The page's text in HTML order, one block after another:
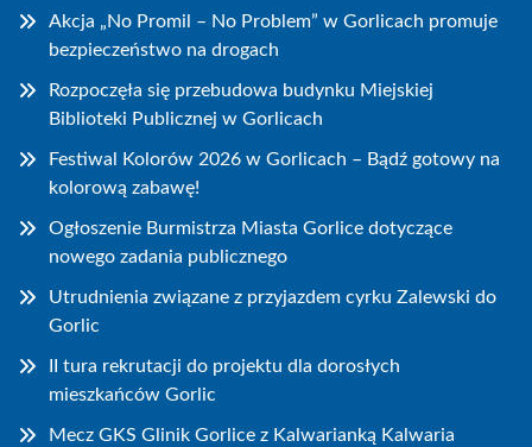
Akcja „No Promil – No Problem” w Gorlicach promuje
bezpieczeństwo na drogach
Rozpoczęła się przebudowa budynku Miejskiej
Biblioteki Publicznej w Gorlicach
Festiwal Kolorów 2026 w Gorlicach – Bądź gotowy na
kolorową zabawę!
Ogłoszenie Burmistrza Miasta Gorlice dotyczące
nowego zadania publicznego
Utrudnienia związane z przyjazdem cyrku Zalewski do
Gorlic
II tura rekrutacji do projektu dla dorosłych
mieszkańców Gorlic
Mecz GKS Glinik Gorlice z Kalwarianką Kalwaria